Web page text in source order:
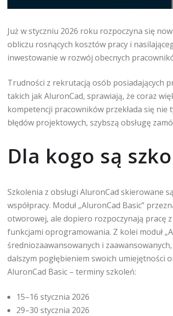
Już w styczniu 2026 roku rozpoczyna się
obliczu rosnących kosztów pracy i
inwestowanie w rozwój obecnych
Trudności z rekrutacją osób posiadających
takich jak AluronCad, sprawiają, że coraz
kompetencji pracowników przekłada się
błędów projektowych, szybszą obsługę
Dla kogo są
Szkolenia z obsługi AluronCad skierowane
współpracy. Moduł „AluronCad Basic”
otworowej, ale dopiero rozpoczynają pracę
funkcjami oprogramowania. Z kolei moduł
średniozaawansowanych i
dalszym pogłębieniem swoich umiejętności
AluronCad Basic – terminy szkoleń:
15–16 stycznia 2026
29–30 stycznia 2026